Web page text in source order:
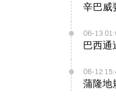
辛巴威
06-13
巴西通
06-12
蒲隆地